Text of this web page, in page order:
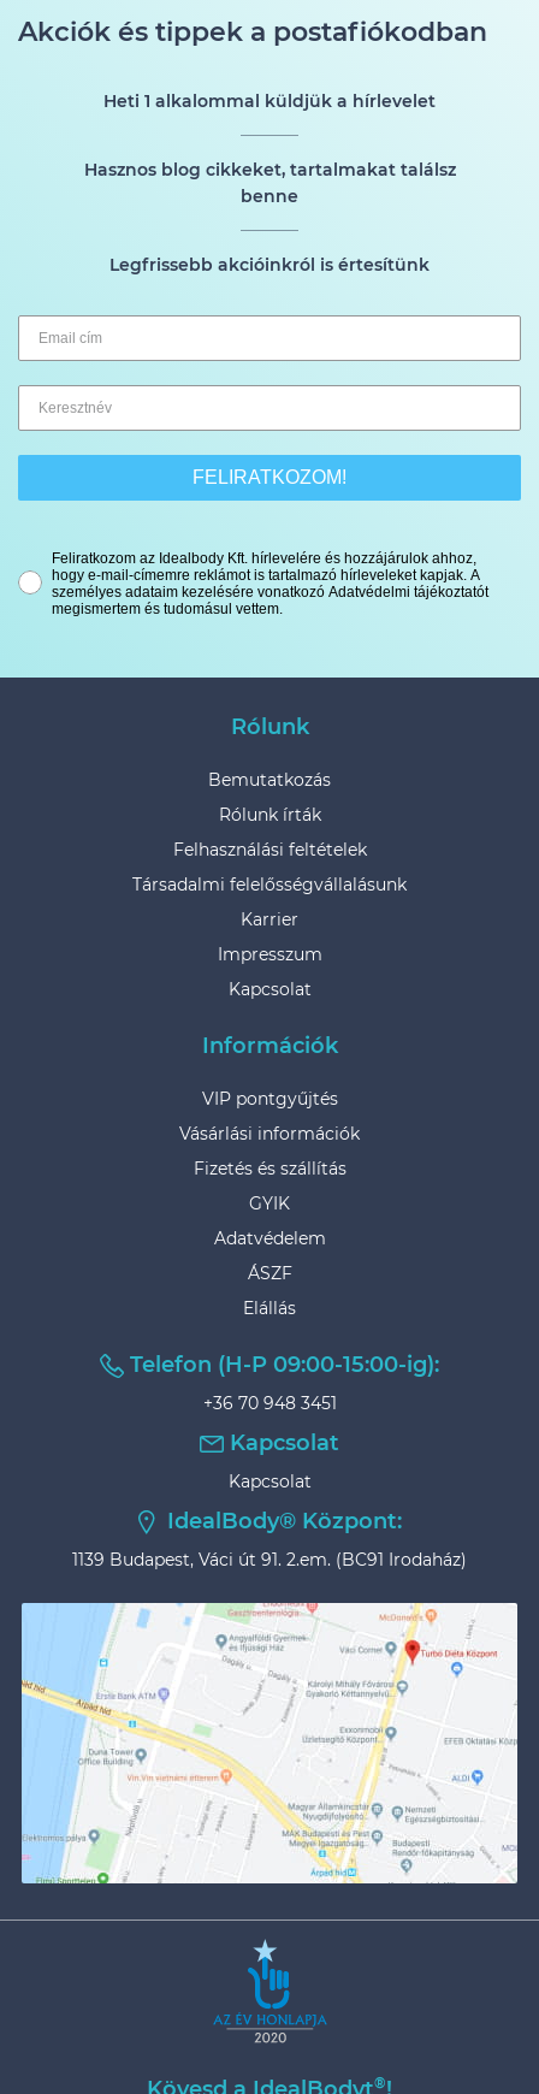
Akciók és tippek a postafiókodban
Heti 1 alkalommal küldjük a hírlevelet
Hasznos blog cikkeket, tartalmakat találsz
benne
Legfrissebb akcióinkról is értesítünk
FELIRATKOZOM!
Feliratkozom az Idealbody Kft. hírlevelére és hozzájárulok ahhoz,
hogy e-mail-címemre reklámot is tartalmazó hírleveleket kapjak. A
személyes adataim kezelésére vonatkozó Adatvédelmi tájékoztatót
megismertem és tudomásul vettem.
Rólunk
Bemutatkozás
Rólunk írták
Felhasználási feltételek
Társadalmi felelősségvállalásunk
Karrier
Impresszum
Kapcsolat
Információk
VIP pontgyűjtés
Vásárlási információk
Fizetés és szállítás
GYIK
Adatvédelem
ÁSZF
Elállás
Telefon (H-P 09:00-15:00-ig):
+36 70 948 3451
Kapcsolat
Kapcsolat
IdealBody® Központ:
1139 Budapest, Váci út 91. 2.em. (BC91 Irodaház)
®